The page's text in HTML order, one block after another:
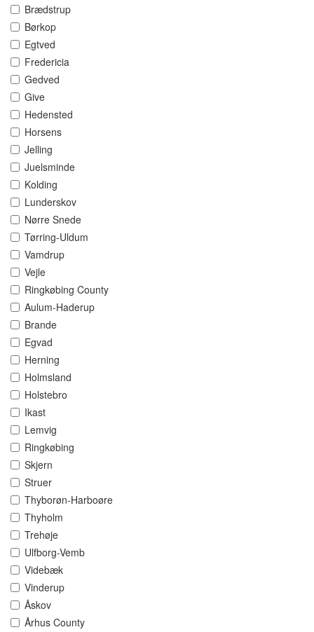
Brædstrup
Børkop
Egtved
Fredericia
Gedved
Give
Hedensted
Horsens
Jelling
Juelsminde
Kolding
Lunderskov
Nørre Snede
Tørring-Uldum
Vamdrup
Vejle
Ringkøbing County
Aulum-Haderup
Brande
Egvad
Herning
Holmsland
Holstebro
Ikast
Lemvig
Ringkøbing
Skjern
Struer
Thyborøn-Harboøre
Thyholm
Trehøje
Ulfborg-Vemb
Videbæk
Vinderup
Åskov
Århus County